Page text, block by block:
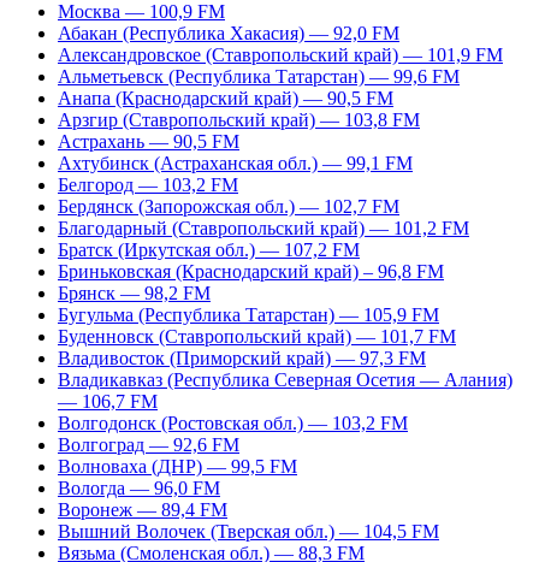
Москва — 100,9 FM
Абакан (Республика Хакасия) — 92,0 FM
Александровское (Ставропольский край) — 101,9 FM
Альметьевск (Республика Татарстан) — 99,6 FM
Анапа (Краснодарский край) — 90,5 FM
Арзгир (Ставропольский край) — 103,8 FM
Астрахань — 90,5 FM
Ахтубинск (Астраханская обл.) — 99,1 FM
Белгород — 103,2 FM
Бердянск (Запорожская обл.) — 102,7 FM
Благодарный (Ставропольский край) — 101,2 FM
Братск (Иркутская обл.) — 107,2 FM
Бриньковская (Краснодарский край) – 96,8 FM
Брянск — 98,2 FM
Бугульма (Республика Татарстан) — 105,9 FM
Буденновск (Ставропольский край) — 101,7 FM
Владивосток (Приморский край) — 97,3 FM
Владикавказ (Республика Северная Осетия — Алания)
— 106,7 FM
Волгодонск (Ростовская обл.) — 103,2 FM
Волгоград — 92,6 FM
Волноваха (ДНР) — 99,5 FM
Вологда — 96,0 FM
Воронеж — 89,4 FM
Вышний Волочек (Тверская обл.) — 104,5 FM
Вязьма (Смоленская обл.) — 88,3 FM